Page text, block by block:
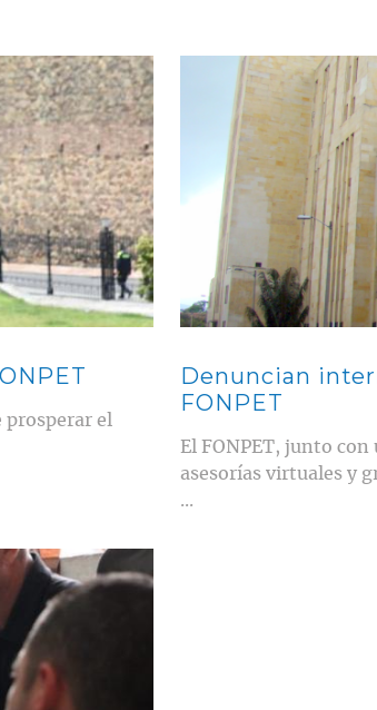
el
Contenido multimedia
Denuncian
FONPET
El FONPET, junto
asesorías virtuales y
...